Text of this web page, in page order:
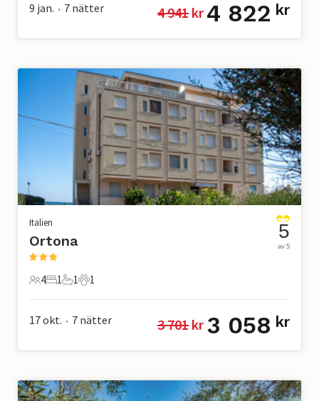
9 jan. • 7 nätter 4 941 kr 4 822 kr
Italien
Ortona
4 Gäster
4
1 Sovrum
1
1 Badrum
1
1 Husdjur
1
5
av 5
17 okt. • 7 nätter 3 701 kr 3 058 kr